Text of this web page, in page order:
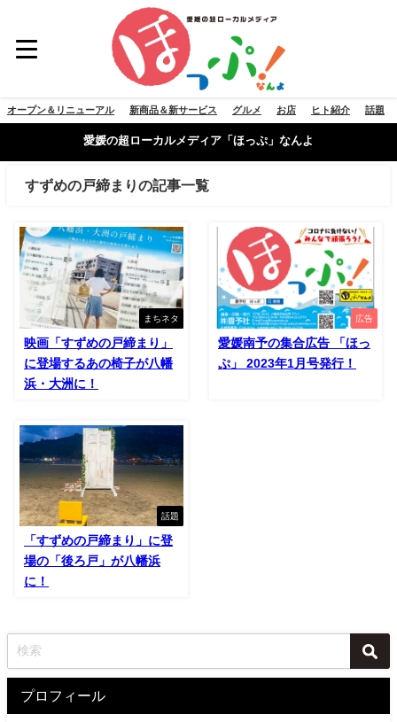
オープン＆リニューアル 新商品＆新サービス グルメ お店 ヒト紹介 話題
愛媛の超ローカルメディア「ほっぷ」なんよ
すずめの戸締まりの記事一覧
まちネタ
映画「すずめの戸締まり」
に登場するあの椅子が八幡
浜・大洲に！
広告
愛媛南予の集合広告 「ほっ
ぷ」 2023年1月号発行！
話題
「すずめの戸締まり」に登
場の「後ろ戸」が八幡浜
に！
プロフィール